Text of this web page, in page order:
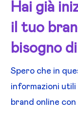
Hai già
il tuo
bisogno
Spero che in
informazioni
brand online